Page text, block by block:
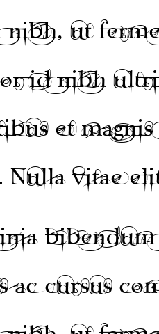
ut
id nibh
et
vitae
ac cursus